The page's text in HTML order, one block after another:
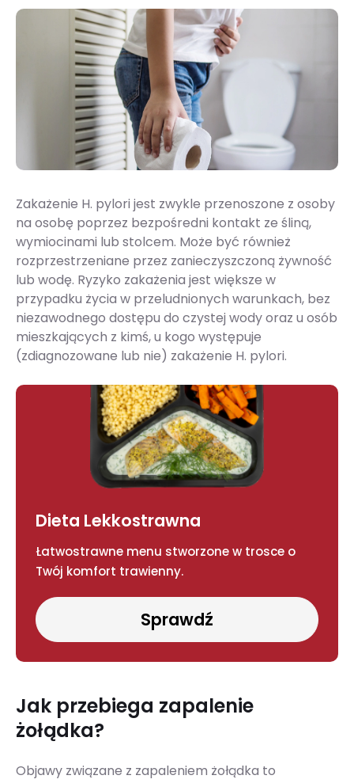
Zakażenie H. pylori jest zwykle przenoszone z osoby
na osobę poprzez bezpośredni kontakt ze śliną,
wymiocinami lub stolcem. Może być również
rozprzestrzeniane przez zanieczyszczoną żywność
lub wodę​​. Ryzyko zakażenia jest większe w
przypadku życia w przeludnionych warunkach, bez
niezawodnego dostępu do czystej wody oraz u osób
mieszkających z kimś, u kogo występuje
(zdiagnozowane lub nie) zakażenie H. pylori​​.
Dieta Lekkostrawna
Łatwostrawne menu stworzone w trosce o
Twój komfort trawienny.
Sprawdź
Jak przebiega zapalenie
żołądka?
Objawy związane z zapaleniem żołądka to